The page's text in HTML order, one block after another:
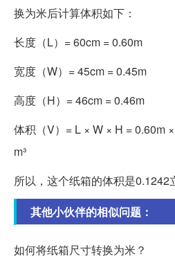
换为米后计算体积如下：
长度（L）= 60cm = 0.60m
宽度（W）= 45cm = 0.45m
高度（H）= 46cm = 0.46m
体积（V）= L × W × H = 0.60m
m³
所以，这个纸箱的体积是0.1242
其他小伙伴的相似问题：
如何将纸箱尺寸转换为米？